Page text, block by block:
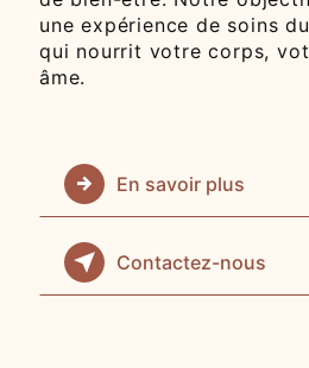
une expérience de soins
qui nourrit votre corps,
âme.
En savoir plus
Contactez-nous